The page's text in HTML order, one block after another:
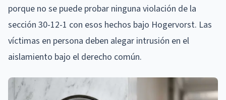
porque no se puede probar ninguna violación de la
sección 30-12-1 con esos hechos bajo Hogervorst. Las
víctimas en persona deben alegar intrusión en el
aislamiento bajo el derecho común.